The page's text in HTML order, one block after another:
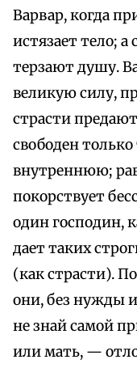
Варвар, когда
истязает тело;
терзают душу.
великую силу,
страсти
свободен
внутреннюю;
покорствует
один господин,
дает таких
(как страсти).
они, без нужды
не знай самой
или мать, —